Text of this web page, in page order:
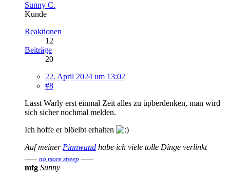
Sunny C.
Kunde
Reaktionen
12
Beiträge
20
22. April 2024 um 13:02
#8
Lasst Warly erst einmal Zeit alles zu üpberdenken, man wird
sich sicher nochmal melden.
Ich hoffe er blöeibt erhalten
Auf meiner Pinnwand habe ich viele tolle Dinge verlinkt
no more sheep
mfg Sunny